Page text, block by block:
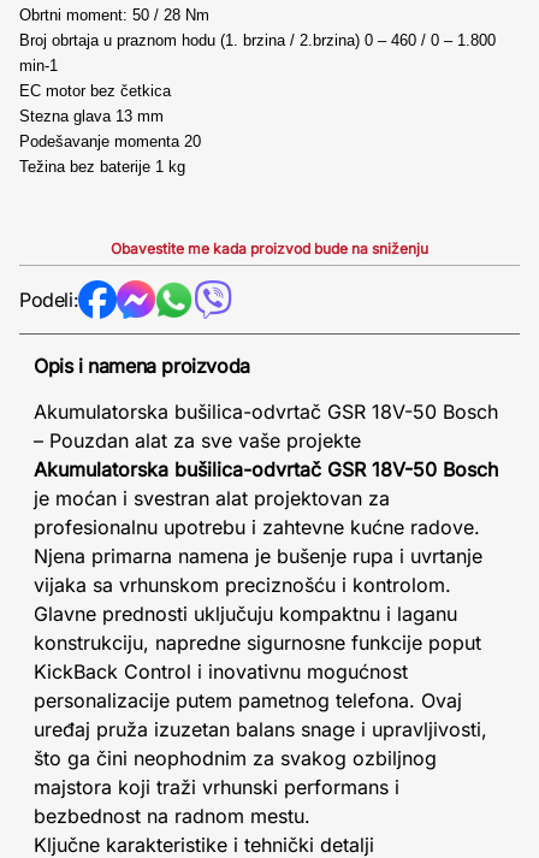
Obrtni moment: 50 / 28 Nm
Broj obrtaja u praznom hodu (1. brzina / 2.brzina) 0 – 460 / 0 – 1.800
min-1
EC motor bez četkica
Stezna glava 13 mm
Podešavanje momenta 20
Težina bez baterije 1 kg
Obavestite me kada proizvod bude na sniženju
Podeli:
Opis i namena proizvoda
Akumulatorska bušilica-odvrtač GSR 18V-50 Bosch
– Pouzdan alat za sve vaše projekte
Akumulatorska bušilica-odvrtač GSR 18V-50 Bosch
je moćan i svestran alat projektovan za
profesionalnu upotrebu i zahtevne kućne radove.
Njena primarna namena je bušenje rupa i uvrtanje
vijaka sa vrhunskom preciznošću i kontrolom.
Glavne prednosti uključuju kompaktnu i laganu
konstrukciju, napredne sigurnosne funkcije poput
KickBack Control i inovativnu mogućnost
personalizacije putem pametnog telefona. Ovaj
uređaj pruža izuzetan balans snage i upravljivosti,
što ga čini neophodnim za svakog ozbiljnog
majstora koji traži vrhunski performans i
bezbednost na radnom mestu.
Ključne karakteristike i tehnički detalji